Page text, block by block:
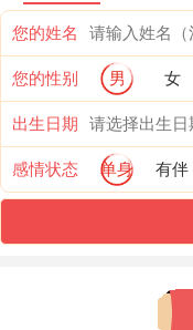
实付出，仍有获
于从事与火，电
相关行业者，就
库，财星坐劫，
却难积聚，易因
张，如意外支
位不宜动土，
您的姓名
您的性别 男 女
出生日期
感情状态 单身 有伴